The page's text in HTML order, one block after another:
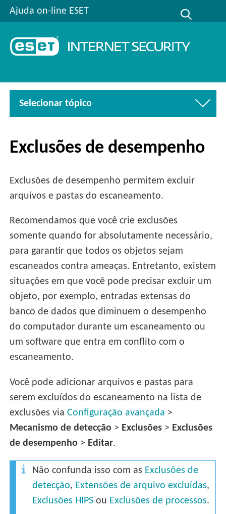
Ajuda on-line ESET
Selecionar tópico
Exclusões de desempenho
Exclusões de desempenho permitem excluir
arquivos e pastas do escaneamento.
Recomendamos que você crie exclusões
somente quando for absolutamente necessário,
para garantir que todos os objetos sejam
escaneados contra ameaças. Entretanto, existem
situações em que você pode precisar excluir um
objeto, por exemplo, entradas extensas do
banco de dados que diminuem o desempenho
do computador durante um escaneamento ou
um software que entra em conflito com o
escaneamento.
Você pode adicionar arquivos e pastas para
serem excluídos do escaneamento na lista de
exclusões viaConfiguração avançada >
Mecanismo de detecção > Exclusões > Exclusões
de desempenho > Editar.
Não confunda isso com as Exclusões de
detecção, Extensões de arquivo excluídas,
Exclusões HIPS ou Exclusões de processos.